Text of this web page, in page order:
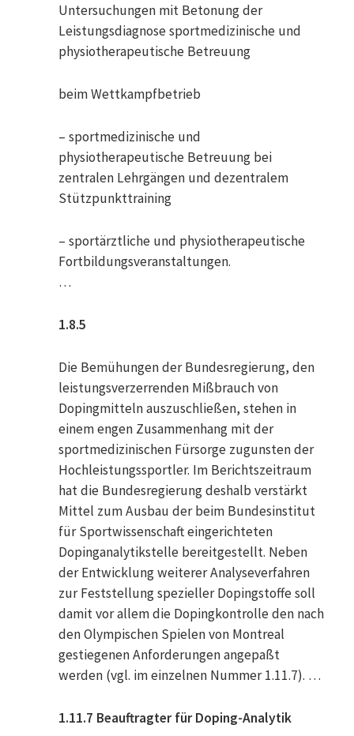
Untersuchungen mit Betonung der
Leistungsdiagnose sportmedizinische und
physiotherapeutische Betreuung
beim Wettkampfbetrieb
– sportmedizinische und
physiotherapeutische Betreuung bei
zentralen Lehrgängen und dezentralem
Stützpunkttraining
– sportärztliche und physiotherapeutische
Fortbildungsveranstaltungen.
…
1.8.5
Die Bemühungen der Bundesregierung, den
leistungsverzerrenden Mißbrauch von
Dopingmitteln auszuschließen, stehen in
einem engen Zusammenhang mit der
sportmedizinischen Fürsorge zugunsten der
Hochleistungssportler. Im Berichtszeitraum
hat die Bundesregierung deshalb verstärkt
Mittel zum Ausbau der beim Bundesinstitut
für Sportwissenschaft eingerichteten
Dopinganalytikstelle bereitgestellt. Neben
der Entwicklung weiterer Analyseverfahren
zur Feststellung spezieller Dopingstoffe soll
damit vor allem die Dopingkontrolle den nach
den Olympischen Spielen von Montreal
gestiegenen Anforderungen angepaßt
werden (vgl. im einzelnen Nummer 1.11.7). …
1.11.7 Beauftragter für Doping-Analytik